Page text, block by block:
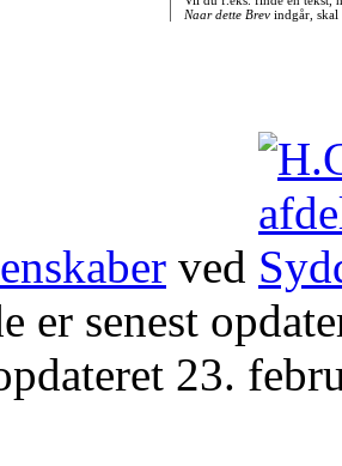
Naar dette Brevindgår, skal
ved
er senest
23.